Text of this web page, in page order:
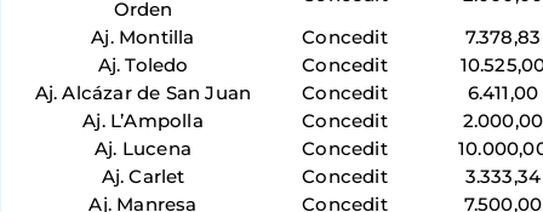
Orden
Aj. Montilla
Concedit
7.378,83
Aj. Toledo
Concedit
Aj. Alcázar de San Juan
Concedit
6.411,00
Aj. L’Ampolla
Concedit
2.000,00
Aj. Lucena
Concedit
Aj. Carlet
Concedit
3.333,34
Aj. Manresa
Concedit
7.500,00